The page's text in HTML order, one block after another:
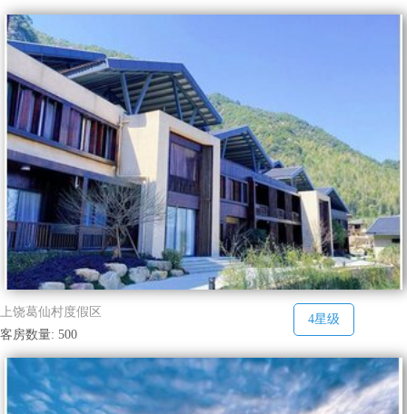
上饶葛仙村度假区
客房数量: 500
4星级